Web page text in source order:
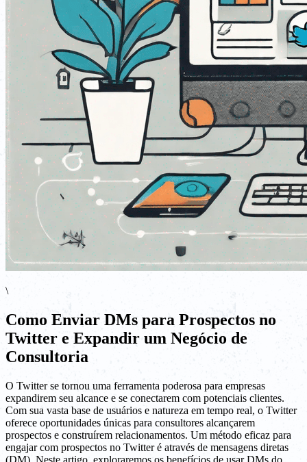
\
Como Enviar DMs para Prospectos no
Twitter e Expandir um Negócio de
Consultoria
O Twitter se tornou uma ferramenta poderosa para empresas
expandirem seu alcance e se conectarem com potenciais clientes.
Com sua vasta base de usuários e natureza em tempo real, o Twitter
oferece oportunidades únicas para consultores alcançarem
prospectos e construírem relacionamentos. Um método eficaz para
engajar com prospectos no Twitter é através de mensagens diretas
(DM). Neste artigo, exploraremos os benefícios de usar DMs do